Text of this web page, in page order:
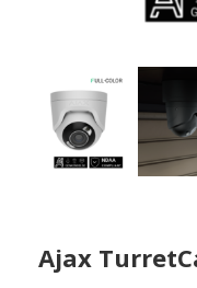
Ajax